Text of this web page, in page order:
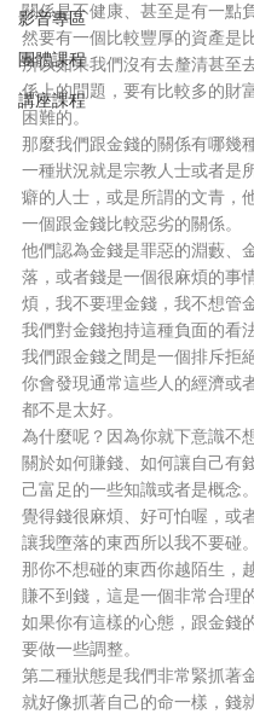
影音專區
團體課程
講座課程
關係是不健康、甚至是有一點
然要有一個比較豐厚的資產是
所以如果我們沒有去釐清甚至
係上的問題，要有比較多的財
困難的。
那麼我們跟金錢的關係有哪幾
一種狀況就是宗教人士或者是
癖的人士，或是所謂的文青，
一個跟金錢比較惡劣的關係。
他們認為金錢是罪惡的淵藪、
落，或者錢是一個很麻煩的事
煩，我不要理金錢，我不想管
我們對金錢抱持這種負面的看
我們跟金錢之間是一個排斥拒
你會發現通常這些人的經濟或
都不是太好。
為什麼呢？因為你就下意識不
關於如何賺錢、如何讓自己有
己富足的一些知識或者是概念
覺得錢很麻煩、好可怕喔，或
讓我墮落的東西所以我不要碰。
那你不想碰的東西你越陌生，
賺不到錢，這是一個非常合理
如果你有這樣的心態，跟金錢
要做一些調整。
第二種狀態是我們非常緊抓著
就好像抓著自己的命一樣，錢